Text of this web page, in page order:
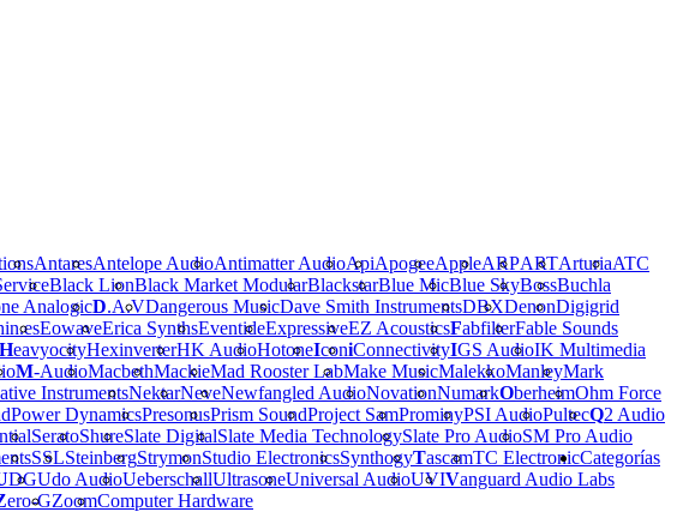
AntaresAntelope AudioAntimatter AudioApiApogeeAppleARPARTArturiaATC
Black LionBlack Market ModularBlackstarBlue MicBlue SkyBossBuchla
AnalogicD.A.VDangerous MusicDave Smith InstrumentsDBXDenonDigigrid
EowaveErica SynthsEventideExpressiveEZ AcousticsFabfilterFable Sounds
HeavyocityHexinverterHK AudioHotoneIconiConnectivityIGS AudioIK Multimedia
M-AudioMacbethMackieMad Rooster LabMake MusicMalekkoManleyMark
ative InstrumentsNektarNeveNewfangled AudioNovationNumarkOberheimOhm Force
Power DynamicsPresonusPrism SoundProject SamProminyPSI AudioPultecQ2 Audio
SeratoShureSlate DigitalSlate Media TechnologySlate Pro AudioSM Pro Audio
SSLSteinbergStrymonStudio ElectronicsSynthogyTascamTC Electronic
DGUdo AudioUeberschallUltrasoneUniversal AudioUVIVanguard Audio Labs
ero-GZoom
Categorías
Computer Hardware